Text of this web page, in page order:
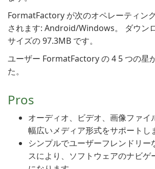
FormatFactory が次のオペレーティン
されます: Android/Windows。 ダウン
サイズの 97.3MB です。
ユーザー FormatFactory の 4 5 つの星
た。
Pros
オーディオ、ビデオ、画像ファイ
幅広いメディア形式をサポートし
シンプルでユーザーフレンドリー
スにより、ソフトウェアのナビゲ